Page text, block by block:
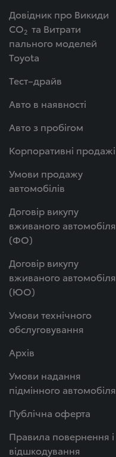
Довідник про Викиди
СО2 та Витрати
пального моделей
Toyota
Тест–драйв
Авто в наявності
Авто з пробігом
Корпоративні продажі
Умови продажу
автомобілів
Договір викупу
вживаного автомобіля
(ФО)
Договір викупу
вживаного автомобіля
(ЮО)
Умови технічного
обслуговування
Архів
Умови надання
підмінного автомобіля
Публічна оферта
Правила повернення і
відшкодування